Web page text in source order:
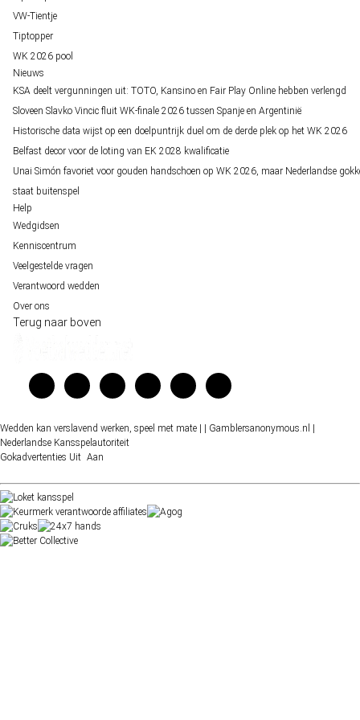
VW-Tientje
Tiptopper
WK 2026 pool
Nieuws
KSA deelt vergunningen uit: TOTO, Kansino en Fair Play Online hebben verlengd
Sloveen Slavko Vincic fluit WK-finale 2026 tussen Spanje en Argentinië
Historische data wijst op een doelpuntrijk duel om de derde plek op het WK 2026
Belfast decor voor de loting van EK 2028 kwalificatie
Unai Simón favoriet voor gouden handschoen op WK 2026, maar Nederlandse
staat buitenspel
Help
Wedgidsen
Kenniscentrum
Veelgestelde vragen
Verantwoord wedden
Over ons
Terug naar boven
Wedden kan verslavend werken, speel met mate | | Gamblersanonymous.nl |
Nederlandse Kansspelautoriteit
Gokadvertenties Uit Aan